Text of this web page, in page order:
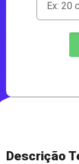
Descrição